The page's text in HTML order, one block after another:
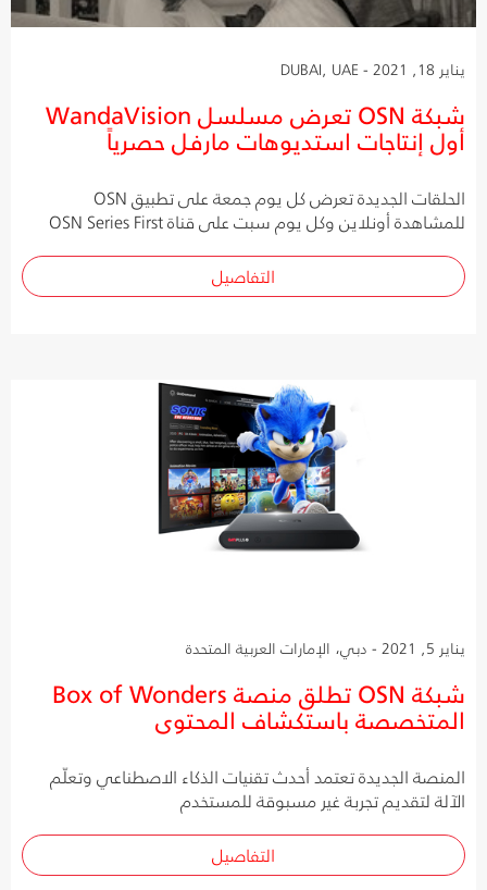
يناير 18, 2021 - DUBAI, UAE
شبكة OSN تعرض مسلسل WandaVision
أول إنتاجات استديوهات مارفل حصرياً
الحلقات الجديدة تعرض كل يوم جمعة على تطبيق OSN
للمشاهدة أونلاين وكل يوم سبت على قناة OSN Series First
التفاصيل
يناير 5, 2021 - دبي، الإمارات العربية المتحدة
شبكة OSN تطلق منصة Box of Wonders
المتخصصة باستكشاف المحتوى
المنصة الجديدة تعتمد أحدث تقنيات الذكاء الاصطناعي وتعلّم
الآلة لتقديم تجربة غير مسبوقة للمستخدم
التفاصيل